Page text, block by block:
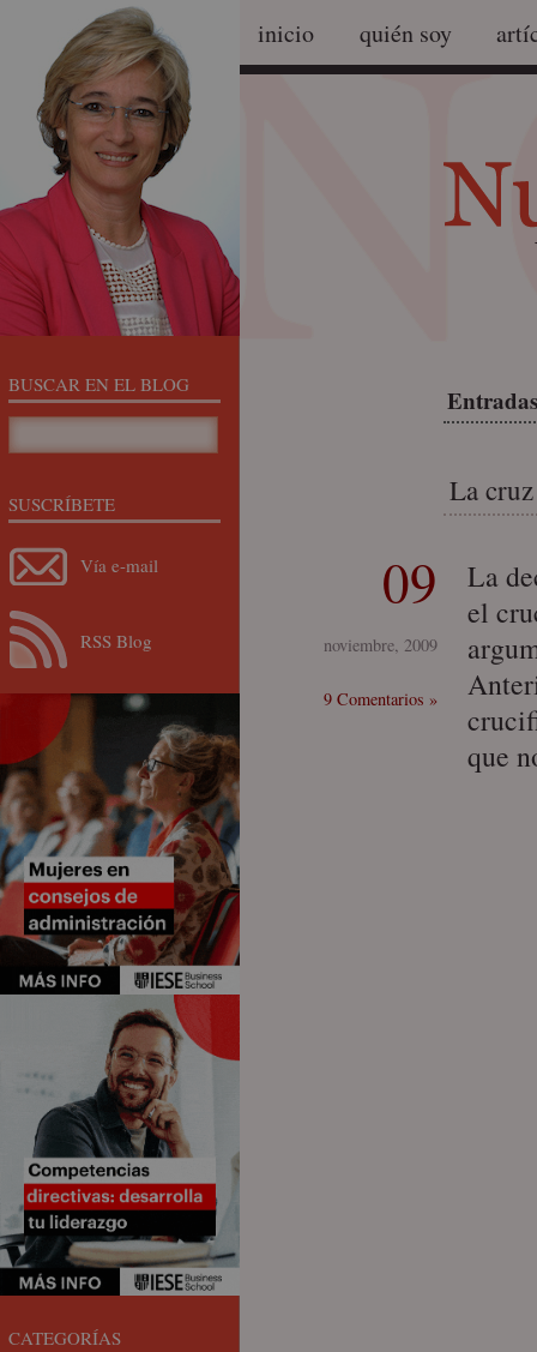
inicio quién soy
La
09
noviembre, 2009
9 Comentarios »
La
el
que
BUSCAR EN EL BLOG
SUSCRÍBETE
Vía e-mail
RSS Blog
CATEGORÍAS